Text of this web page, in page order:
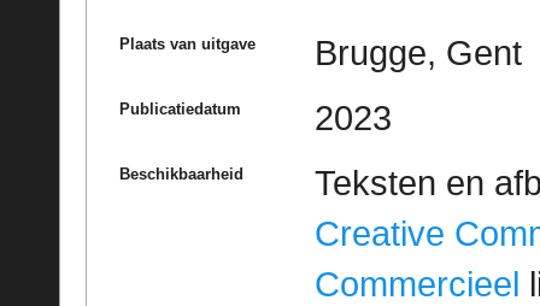
Plaats van uitgave Brugge, Gent
Publicatiedatum 2023
Beschikbaarheid
Teksten en
Creative
Commercieel